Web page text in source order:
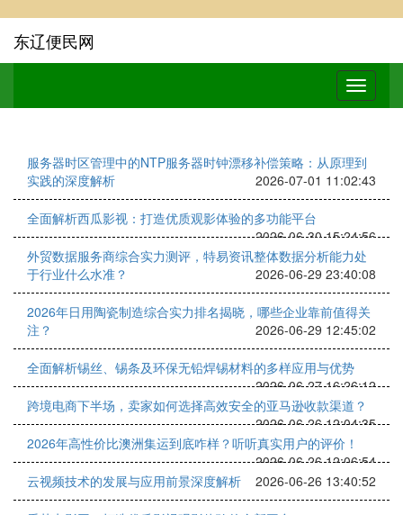
东辽便民网
服务器时区管理中的NTP服务器时钟漂移补偿策略：从原理到
实践的深度解析
2026-07-01 11:02:43
全面解析西瓜影视：打造优质观影体验的多功能平台
2026-06-30 15:24:56
外贸数据服务商综合实力测评，特易资讯整体数据分析能力处
于行业什么水准？
2026-06-29 23:40:08
2026年日用陶瓷制造综合实力排名揭晓，哪些企业靠前值得关
注？
2026-06-29 12:45:02
全面解析锡丝、锡条及环保无铅焊锡材料的多样应用与优势
2026-06-27 16:26:12
跨境电商下半场，卖家如何选择高效安全的亚马逊收款渠道？
2026-06-26 12:04:35
2026年高性价比澳洲集运到底咋样？听听真实用户的评价！
2026-06-26 12:06:54
云视频技术的发展与应用前景深度解析
2026-06-26 13:40:52